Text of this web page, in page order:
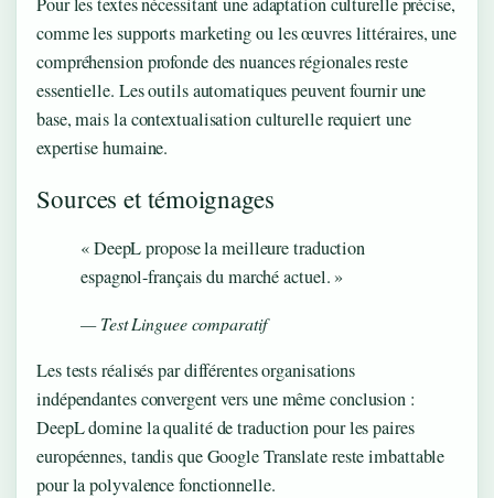
Pour les textes nécessitant une adaptation culturelle précise,
comme les supports marketing ou les œuvres littéraires, une
compréhension profonde des nuances régionales reste
essentielle. Les outils automatiques peuvent fournir une
base, mais la contextualisation culturelle requiert une
expertise humaine.
Sources et témoignages
« DeepL propose la meilleure traduction
espagnol-français du marché actuel. »
— Test Linguee comparatif
Les tests réalisés par différentes organisations
indépendantes convergent vers une même conclusion :
DeepL domine la qualité de traduction pour les paires
européennes, tandis que Google Translate reste imbattable
pour la polyvalence fonctionnelle.